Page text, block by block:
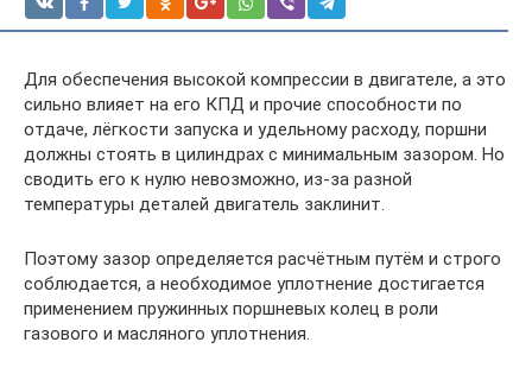
Для обеспечения высокой компрессии в двигателе, а это
сильно влияет на его КПД и прочие способности по
отдаче, лёгкости запуска и удельному расходу, поршни
должны стоять в цилиндрах с минимальным зазором. Но
сводить его к нулю невозможно, из-за разной
температуры деталей двигатель заклинит.
Поэтому зазор определяется расчётным путём и строго
соблюдается, а необходимое уплотнение достигается
применением пружинных поршневых колец в роли
газового и масляного уплотнения.